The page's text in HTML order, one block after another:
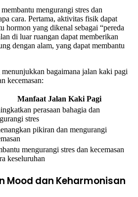
mengurangi stres dan
cara. Pertama, aktivitas fisik dapat
hormon yang dikenal sebagai “pereda
di luar ruangan dapat memberikan
dengan alam, yang dapat membantu
bagaimana jalan kaki pagi
kecemasan:
Manfaat Jalan Kaki Pagi
perasaan bahagia dan
stres
pikiran dan mengurangi
mengurangi stres dan kecemasan
keseluruhan
Mood dan Keharmonisan